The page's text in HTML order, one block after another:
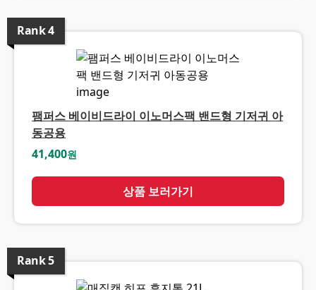
Rank4
팸퍼스 베이비드라이 이노머스팩 밴드형 기저귀 아
동공용
41,400원
상품 보러가기
Rank5